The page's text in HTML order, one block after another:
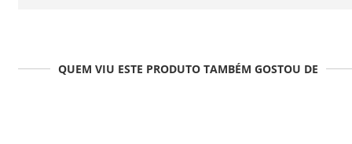
QUEM VIU ESTE PRODUTO TAMBÉM GOSTOU DE